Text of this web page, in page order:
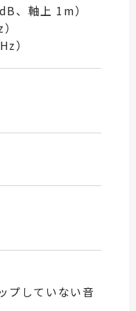
、軸上 1m）
）
プしていない音